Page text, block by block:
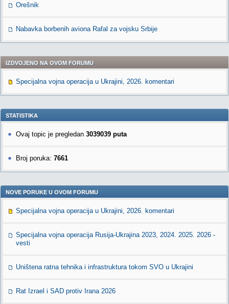
Orešnik
Nabavka borbenih aviona Rafal za vojsku Srbije
IZDVOJENO NA OVOM FORUMU
Specijalna vojna operacija u Ukrajini, 2026. komentari
STATISTIKA
Ovaj topic je pregledan 3039039 puta
Broj poruka: 7661
NOVE PORUKE U OVOM FORUMU
Specijalna vojna operacija u Ukrajini, 2026. komentari
Specijalna vojna operacija Rusija-Ukrajina 2023, 2024. 2025. 2026 -
vesti
Uništena ratna tehnika i infrastruktura tokom SVO u Ukrajini
Rat Izrael i SAD protiv Irana 2026